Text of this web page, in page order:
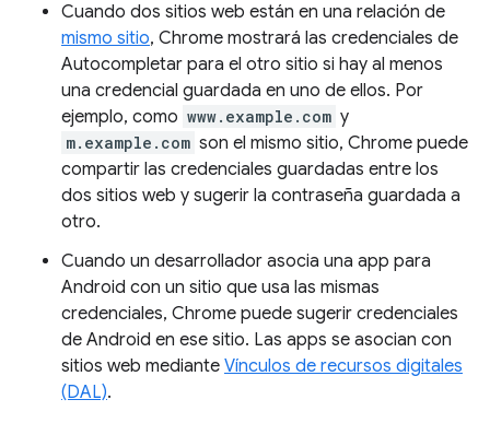
Cuando dos sitios web están en una relación de
mismo sitio, Chrome mostrará las credenciales de
Autocompletar para el otro sitio si hay al menos
una credencial guardada en uno de ellos. Por
ejemplo, como www.example.com y
m.example.com son el mismo sitio, Chrome puede
compartir las credenciales guardadas entre los
dos sitios web y sugerir la contraseña guardada a
otro.
Cuando un desarrollador asocia una app para
Android con un sitio que usa las mismas
credenciales, Chrome puede sugerir credenciales
de Android en ese sitio. Las apps se asocian con
sitios web mediante Vínculos de recursos digitales
(DAL).